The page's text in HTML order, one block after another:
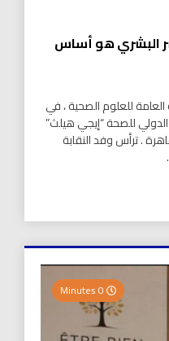
البشري هو أساس
للعلوم الصحية ، في
للصحة “إيجي هيلث”
. ترأس وفد النقابة